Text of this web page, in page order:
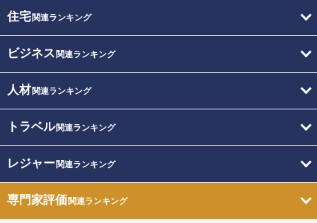
住宅関連ランキング
ビジネス 関連ランキング
人材関連ランキング
トラベル関連ランキング
レジャー関連ランキング
専門家評価関連ランキング